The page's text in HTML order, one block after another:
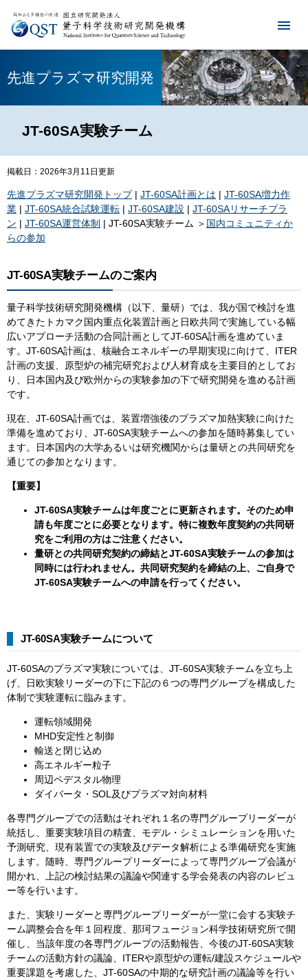
先進プラズマ研究開発
JT-60SA実験チーム
掲載日：2026年3月11日更新
先進プラズマ研究開発トップ| JT-60SA計画とは |​ JT-60SA増力作
業 |​ ​ JT-60SA統合試験運転 | ​​ JT-60SA建設 | ​​ JT-60SAリサーチプラ
ン |​​ JT-60SA運営体制 |​​ JT-60SA実験チーム ＞ 国内コミュニティか
らの参加
JT-60SA実験チームのご案内
量子科学技術研究開発機構（以下、量研）では、我が国で検討を進
めてきたトカマク国内重点化装置計画と日欧共同で実施している幅
広いアプローチ活動の合同計画としてJT-60SA計画を進めていま
す。JT-60SA計画は、核融合エネルギーの早期実現に向けて、ITER
計画の支援、原型炉の補完研究および人材育成を主要目的としてお
り、日本国内及び欧州からの実験参加の下で研究開発を進める計画
です。
現在、JT-60SA計画では、装置増強後のプラズマ加熱実験に向けた
準備を進めており、JT-60SA実験チームへの参加を随時募集してい
ます。日本国内の大学あるいは研究機関からは量研との共同研究を
通じての参加となります。
【重要】
JT-60SA実験チームは年度ごとに更新されます。そのため申
請も年度ごとに必要となります。特に複数年度契約の共同研
究をご利用の方はご注意ください。
量研との共同研究契約の締結とJT-60SA実験チームの参加は
同時には行われません。共同研究契約を締結の上、ご自身で
JT-60SA実験チームへの申請を行ってください。
JT-60SA実験チームについて
JT-60SAのプラズマ実験については、JT-60SA実験チームを立ち上
げ、日欧実験リーダーの下に下記の６つの専門グループを構成した
体制で実験運転に臨みます。
運転領域開発
MHD安定性と制御
輸送と閉じ込め
高エネルギー粒子
周辺ペデスタル物理
ダイバータ・SOL及びプラズマ対向材料
各専門グループでの活動はそれぞれ１名の専門グループリーダーが
統括し、重要実験項目の精査、モデル・シミュレーションを用いた
予測研究、現有装置での実験及びデータ解析による準備研究を実施
します。随時、専門グループリーダーによって専門グループ会議が
開かれ、上記の検討結果の議論や関連する学会発表の内容のレビュ
ー等を行います。
また、実験リーダーと専門グループリーダーが一堂に会する実験チ
ーム調整会合を年１回程度、那珂フュージョン科学技術研究所で開
催し、当該年度の各専門グループの活動報告、今後のJT-60SA実験
チームの活動方針の議論、ITERや原型炉の運転/建設スケジュールや
重要課題を考慮した、JT-60SAの中期的な研究計画の議論等を行い